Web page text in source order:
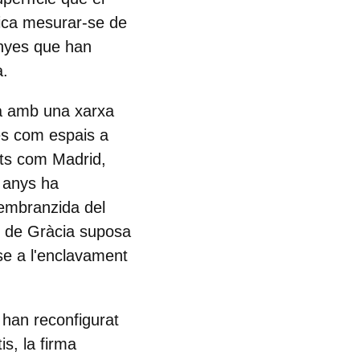
mesurar-se de
que han
amb una xarxa
com espais a
com Madrid,
ha
del
Gràcia suposa
a l'enclavament
reconfigurat
, la firma